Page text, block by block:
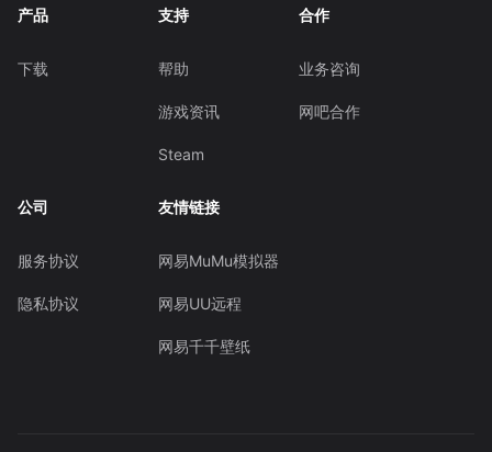
产品
下载
支持
帮助
游戏资讯
Steam
合作
业务咨询
网吧合作
公司
服务协议
隐私协议
友情链接
网易MuMu模拟器
网易UU远程
网易千千壁纸